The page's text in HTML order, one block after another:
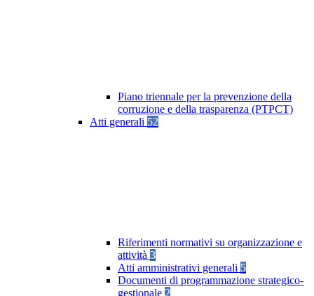
Piano triennale per la prevenzione della
corruzione e della trasparenza (PTPCT)
Atti generali 52
Riferimenti normativi su organizzazione e
attività 3
Atti amministrativi generali 5
Documenti di programmazione strategico-
gestionale 2